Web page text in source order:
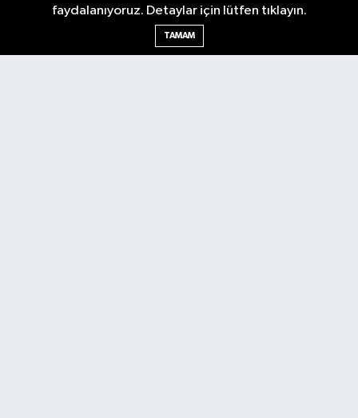
[email protected]
faydalanıyoruz. Detaylar için lütfen tıklayın.
TAMAM